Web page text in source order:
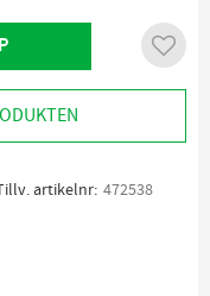
Lägg
artikelnr 472538